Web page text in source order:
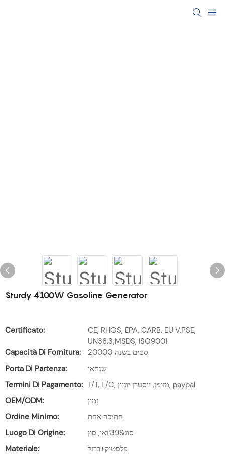
Sturdy 4100W Gasoline Generator
Certificato:
CE, RHOS, EPA, CARB. EU V,PSE,
UN38.3,MSDS, ISO9001
Capacità Di Fornitura:
20000 סטים בשנה
Porta Di Partenza:
שנחאי
Termini Di Pagamento:
T/T, L/C, מזומן, ווסטרן יוניון, paypal
OEM/ODM:
זָמִין
Ordine Minimo:
חתיכה אחת
Luogo Di Origine:
סוג&39;ואו, סין
Materiale:
פלסטיק+ברזל